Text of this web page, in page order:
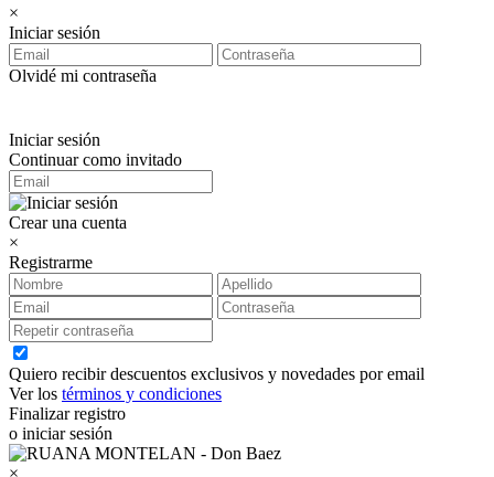
×
Iniciar sesión
Olvidé mi contraseña
Iniciar sesión
Continuar como invitado
Crear una cuenta
×
Registrarme
Quiero recibir descuentos exclusivos y novedades por email
Ver los términos y condiciones
Finalizar registro
o iniciar sesión